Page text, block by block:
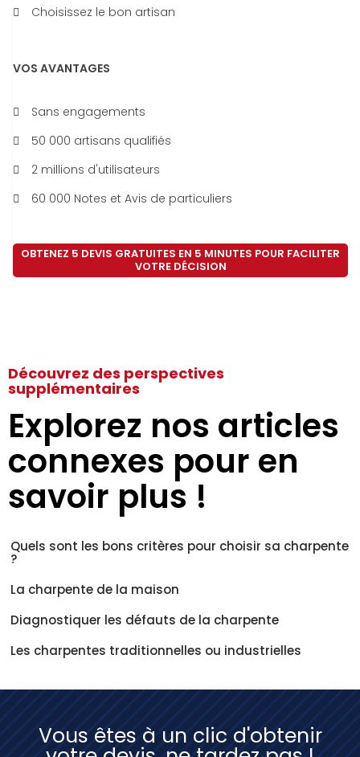
Choisissez le bon artisan
VOS AVANTAGES
Sans engagements
50 000 artisans qualifiés
2 millions d'utilisateurs
60 000 Notes et Avis de particuliers
OBTENEZ 5 DEVIS GRATUITES EN 5 MINUTES POUR FACILITER
VOTRE DÉCISION
Découvrez des perspectives
supplémentaires
Explorez nos articles
connexes pour en
savoir plus !
Quels sont les bons critères pour choisir sa charpente
?
La charpente de la maison
Diagnostiquer les défauts de la charpente
Les charpentes traditionnelles ou industrielles
Vous êtes à un clic d'obtenir